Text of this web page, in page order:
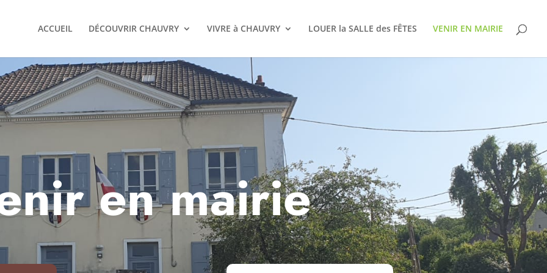
ACCUEIL DÉCOUVRIR CHAUVRY VIVRE à CHAUVRY LOUER la SALLE des FÊTES VENIR EN MAIRIE
en mairie